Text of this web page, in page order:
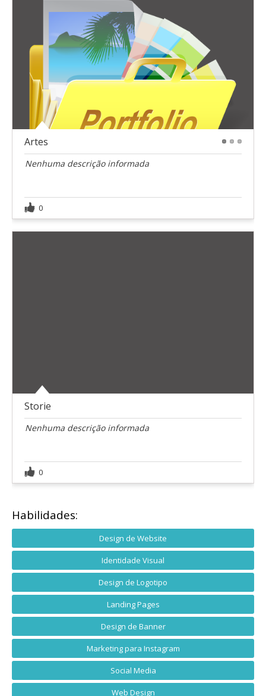
Artes
Nenhuma descrição informada
0
Storie
Nenhuma descrição informada
0
Habilidades:
Design de Website
Identidade Visual
Design de Logotipo
Landing Pages
Design de Banner
Marketing para Instagram
Social Media
Web Design